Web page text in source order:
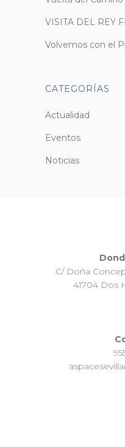
VISITA DEL REY
Volvemos con el
CATEGORÍAS
Actualidad
Eventos
Noticias
C/ Doña
41704 Dos